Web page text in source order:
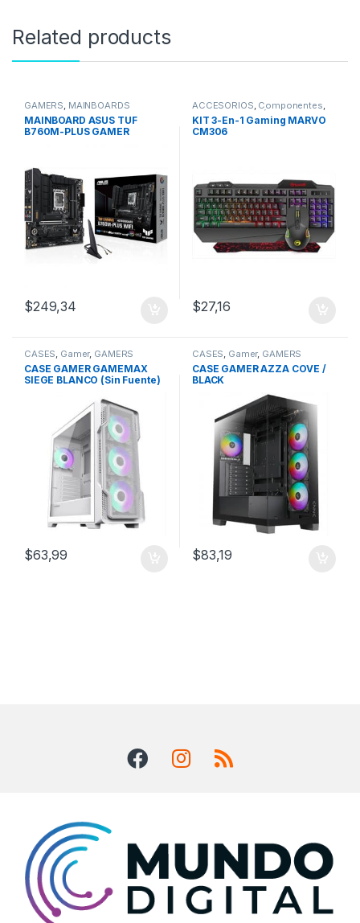
Related products
GAMERS, MAINBOARDS
MAINBOARD ASUS TUF
B760M-PLUS GAMER
$249,34
ACCESORIOS, Componentes,
GAMERS PERIFÉRICOS
Teclados
KIT 3-En-1 Gaming MARVO
CM306
$27,16
CASES, Gamer, GAMERS
CASE GAMER GAMEMAX
SIEGE BLANCO (Sin Fuente)
$63,99
CASES, Gamer, GAMERS
CASE GAMER AZZA COVE /
BLACK
$83,19